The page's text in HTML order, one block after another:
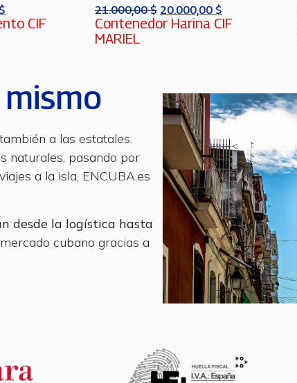
CIF
21.000,00$ 20.000,00 $
Contenedor Harina CIF
MARIEL
a las estatales.
naturales, pasando por
a la isla, ENCUBA.es
desde la logística hasta
cubano gracias a